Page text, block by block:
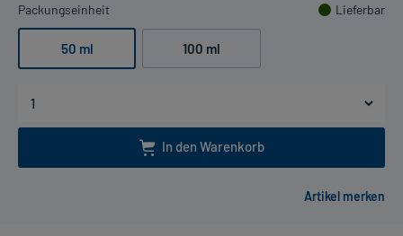
Packungseinheit Lieferbar
50 ml 100 ml
In den Warenkorb